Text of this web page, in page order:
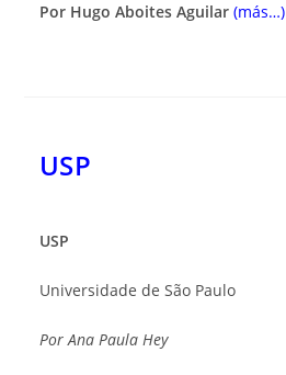
Por Hugo Aboites Aguilar (más…)
USP
USP
Universidade de São Paulo
PorAna Paula Hey